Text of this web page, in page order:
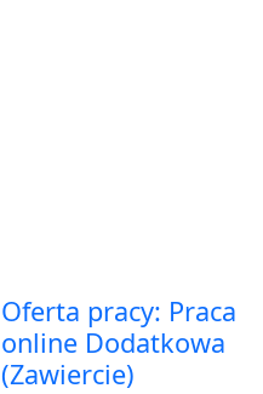
Oferta pracy: Praca
online Dodatkowa
(Zawiercie)